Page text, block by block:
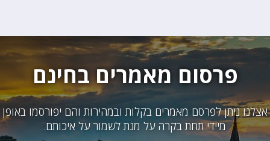
פרסום מאמרים בחינם
אצלנו ניתן לפרסם מאמרים בקלות ובמהירות והם יפורסמו באופן
מיידי תחת בקרה על מנת לשמור על איכותם.